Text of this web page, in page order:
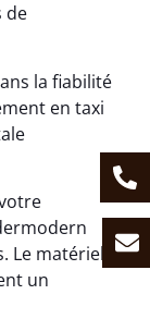
de
la fiabilité
en taxi
Le matériel
un